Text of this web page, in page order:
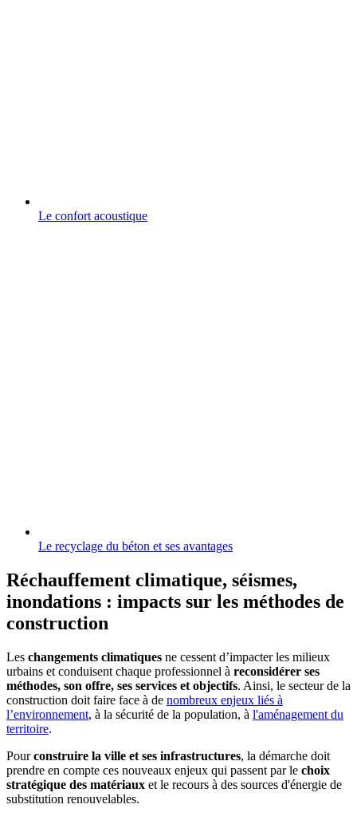
Le confort acoustique
Le recyclage du béton et ses avantages
Réchauffement climatique, séismes,
inondations : impacts sur les méthodes de
construction
Les changements climatiques ne cessent d’impacter les milieux
urbains et conduisent chaque professionnel à reconsidérer ses
méthodes, son offre, ses services et objectifs. Ainsi, le secteur de la
construction doit faire face à de nombreux enjeux liés à
l’environnement, à la sécurité de la population, à l'aménagement du
territoire.
Pourconstruire la ville et ses infrastructures, la démarche doit
prendre en compte ces nouveaux enjeux qui passent par le choix
stratégique des matériaux et le recours à des sources d'énergie de
substitution renouvelables.